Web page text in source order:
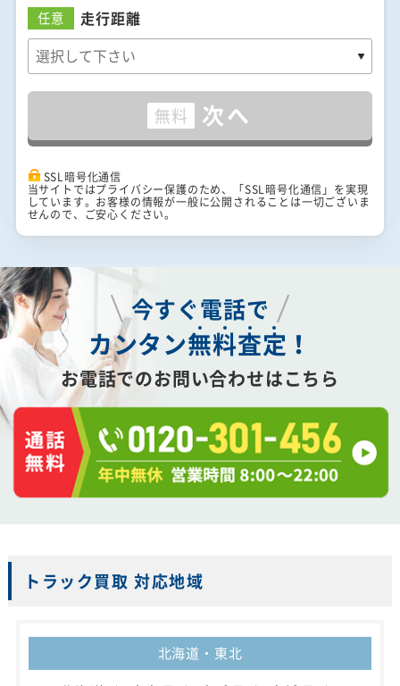
任意 走行距離
無料 次へ
SSL暗号化通信
当サイトではプライバシー保護のため、「SSL暗号化通信」を実現
しています。お客様の情報が一般に公開されることは一切ございま
せんので、ご安心ください。
今すぐ電話で
カンタン無料査定 ！
お電話でのお問い合わせはこちら
トラック買取 対応地域
北海道・東北